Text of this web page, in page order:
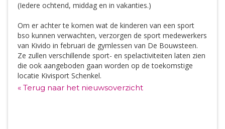
(Iedere ochtend, middag en in vakanties.)
Om er achter te komen wat de kinderen van een sport
bso kunnen verwachten, verzorgen de sport medewerkers
van Kivido in februari de gymlessen van De Bouwsteen.
Ze zullen verschillende sport- en spelactiviteiten laten zien
die ook aangeboden gaan worden op de toekomstige
locatie Kivisport Schenkel.
« Terug naar het nieuwsoverzicht